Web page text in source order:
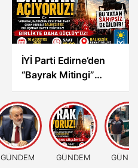
İYİ Parti Edirne’den
“Bayrak Mitingi”
Çağrısı
GÜNDEM GÜNDEM